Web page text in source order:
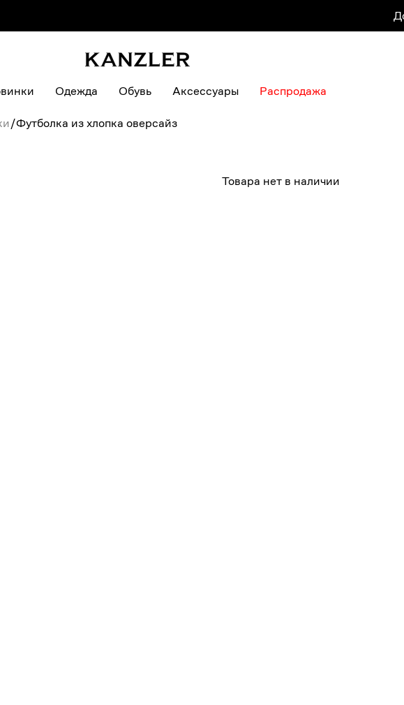
Одежда Обувь Аксессуары Распродажа
/Футболка из хлопка оверсайз
Товара нет в наличии